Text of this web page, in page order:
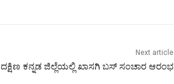
Next article
ದಕ್ಷಿಣ ಕನ್ನಡ ಜಿಲ್ಲೆಯಲ್ಲಿ ಖಾಸಗಿ ಬಸ್ ಸಂಚಾರ ಆರಂಭ